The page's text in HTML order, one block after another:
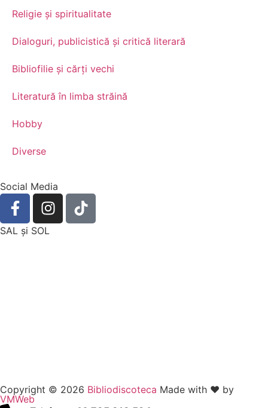
Religie și spiritualitate
Dialoguri, publicistică și critică literară
Bibliofilie și cărți vechi
Literatură în limba străină
Hobby
Diverse
Social Media
SAL şi SOL
Copyright © 2026 Bibliodiscoteca Made with ❤️ by
VMWeb